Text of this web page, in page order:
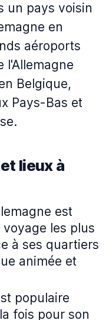
un pays voisin
en
aéroports
l'Allemagne
Belgique,
Pays-Bas et
lieux à
est
les plus
à ses quartiers
animée et
populaire
fois pour son